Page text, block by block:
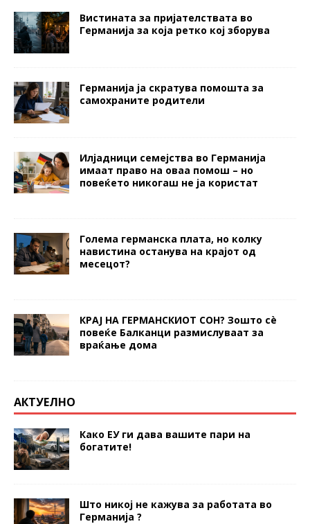
Вистината за пријателствата во
Германија за која ретко кој зборува
Германија ја скратува помошта за
самохраните родители
Илјадници семејства во Германија
имаат право на оваа помош – но
повеќето никогаш не ја користат
Голема германска плата, но колку
навистина останува на крајот од
месецот?
КРАЈ НА ГЕРМАНСКИОТ СОН? Зошто сè
повеќе Балканци размислуваат за
враќање дома
АКТУЕЛНО
Како ЕУ ги дава вашите пари на
богатите!
Што никој не кажува за работата во
Германија ?